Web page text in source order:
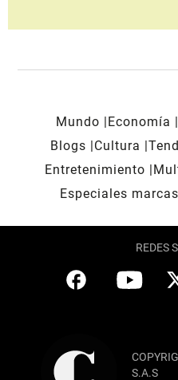
Mundo Economía
Blogs
Cultura
Entretenimiento
Especiales
REDES
S.A.S